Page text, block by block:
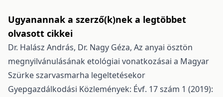
Ugyanannak a szerző(k)nek a legtöbbet
olvasott cikkei
Dr. Halász András, Dr. Nagy Géza, Az anyai ösztön
megnyilvánulásának etológiai vonatkozásai a Magyar
Szürke szarvasmarha legeltetésekor
Gyepgazdálkodási Közlemények: Évf. 17 szám 1 (2019):